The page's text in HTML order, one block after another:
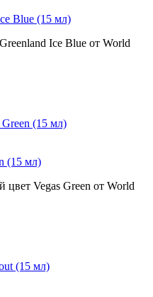
Blue (15 мл)
Ice Blue от World
(15 мл)
Vegas Green от World